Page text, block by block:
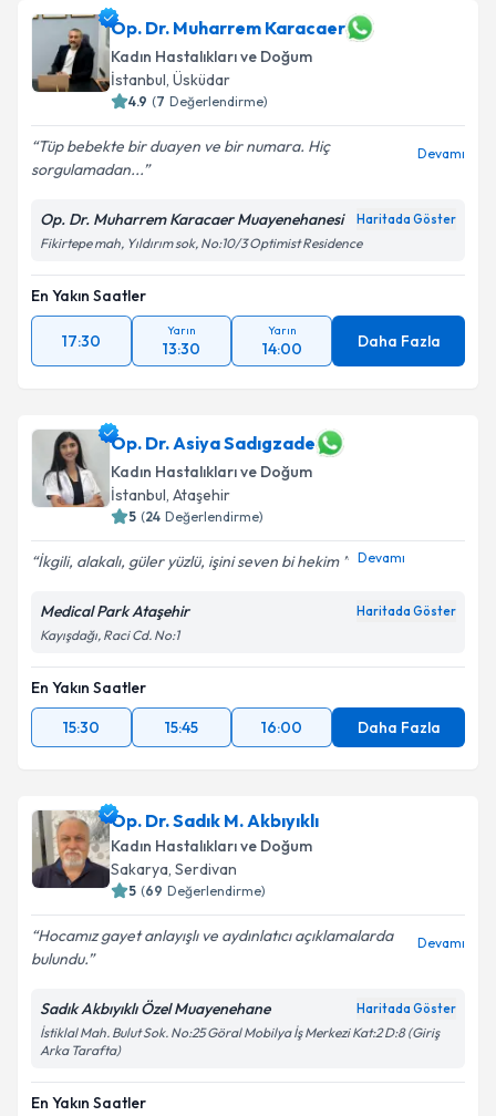
Op. Dr. Muharrem Karacaer
Kadın Hastalıkları ve Doğum
İstanbul, Üsküdar
4.9 (7 Değerlendirme)
Tüp bebekte bir duayen ve bir numara. Hiç
sorgulamadan...
Devamı
Op. Dr. Muharrem Karacaer Muayenehanesi Haritada Göster
Fikirtepe mah, Yıldırım sok, No:10/3 Optimist Residence
En Yakın Saatler
17:30
Yarın
13:30
Yarın
14:00 Daha Fazla
Op. Dr. Asiya Sadıgzade
Kadın Hastalıkları ve Doğum
İstanbul, Ataşehir
5 (24 Değerlendirme)
İkgili, alakalı, güler yüzlü, işini seven bi hekim Devamı
Medical Park Ataşehir Haritada Göster
Kayışdağı, Raci Cd. No:1
En Yakın Saatler
15:30
15:45 16:00 Daha Fazla
Op. Dr. Sadık M. Akbıyıklı
Kadın Hastalıkları ve Doğum
Sakarya, Serdivan
5 (69 Değerlendirme)
Hocamız gayet anlayışlı ve aydınlatıcı açıklamalarda
bulundu.
Devamı
Sadık Akbıyıklı Özel Muayenehane Haritada Göster
İstiklal Mah. Bulut Sok. No:25 Göral Mobilya İş Merkezi Kat:2 D:8 (Giriş
Arka Tarafta)
En Yakın Saatler